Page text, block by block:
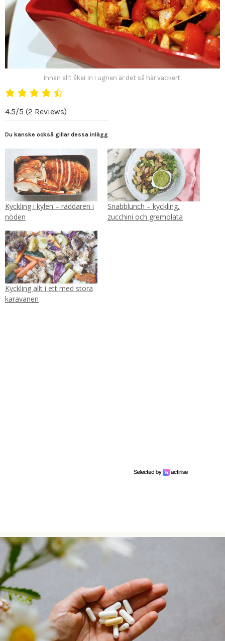
Innan allt åker in i ugnen är det så här vackert.
4.5/5 (2 Reviews)
Du kanske också gillar dessa inlägg
Kyckling i kylen – räddaren i
nöden
Snabblunch – kyckling,
zucchini och gremolata
Kyckling allt i ett med stora
karavanen